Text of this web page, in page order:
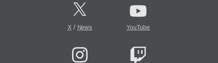
X/ News YouTube